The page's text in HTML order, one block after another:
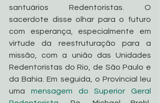
santuários Redentoristas. O
sacerdote disse olhar para o futuro
com esperança, especialmente em
virtude da reestruturação para a
missão, com a união das Unidades
Redentoristas do Rio, de São Paulo e
da Bahia. Em seguida, o Provincial leu
uma mensagem do Superior Geral